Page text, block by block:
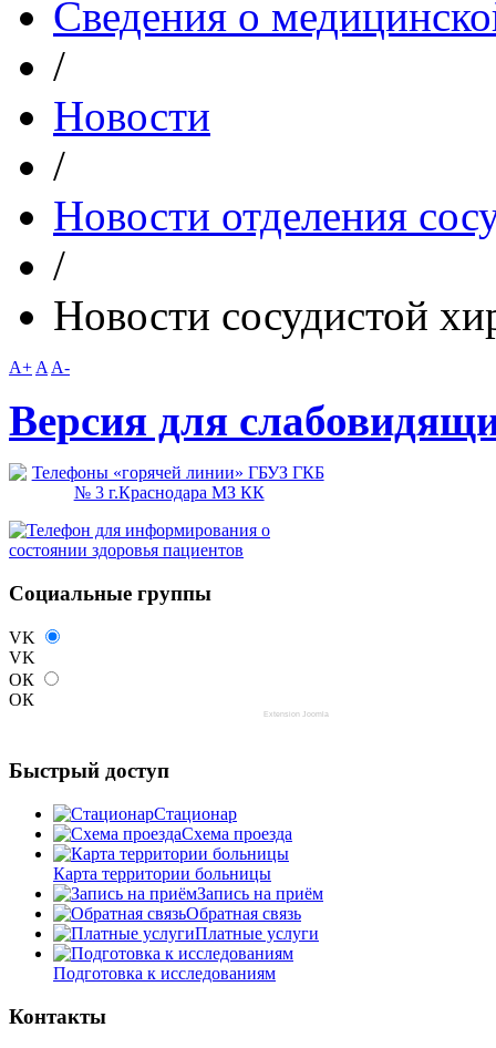
Сведения о
/
Новости
/
Новости отделения
/
Новости сосудистой
A+ A A-
Версия для
Социальные группы
VK
VK
ОК
ОК
Extension Joomla
Быстрый доступ
Стационар
Схема проезда
Карта территории больницы
Запись на приём
Обратная связь
Платные услуги
Подготовка к исследованиям
Контакты